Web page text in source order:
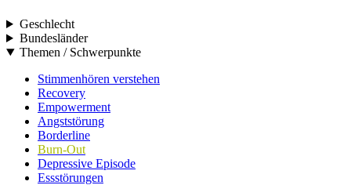
Geschlecht
Bundesländer
Themen / Schwerpunkte
Stimmenhören verstehen
Recovery
Empowerment
Angststörung
Borderline
Burn-Out
Depressive Episode
Essstörungen